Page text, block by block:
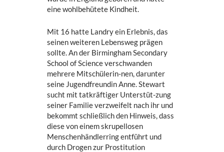
eine wohlbehütete Kindheit.
Mit 16 hatte Landry ein Erlebnis, das
seinen weiteren Lebensweg prägen
sollte. An der Birmingham Secondary
School of Science verschwanden
mehrere Mitschülerin-nen, darunter
seine Jugendfreundin Anne. Stewart
sucht mit tatkräftiger Unterstüt-zung
seiner Familie verzweifelt nach ihr und
bekommt schließlich den Hinweis, dass
diese von einem skrupellosen
Menschenhändlerring entführt und
durch Drogen zur Prostitution